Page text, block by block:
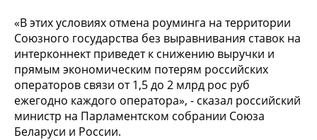
«В этих условиях отмена роуминга на территории
Союзного государства без выравнивания ставок на
интерконнект приведет к снижению выручки и
прямым экономическим потерям российских
операторов связи от 1,5 до 2 млрд рос руб
ежегодно каждого оператора», - сказал российский
министр на Парламентском собрании Союза
Беларуси и России.